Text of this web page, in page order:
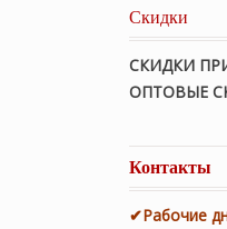
Скидки
СКИДКИ
ОПТОВЫЕ
Контакты
✔Рабочие